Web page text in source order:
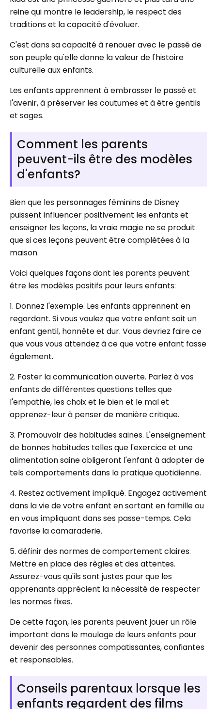
reine qui montre le leadership, le respect des
traditions et la capacité d'évoluer.
C'est dans sa capacité à renouer avec le passé de
son peuple qu'elle donne la valeur de l'histoire
culturelle aux enfants.
Les enfants apprennent à embrasser le passé et
l'avenir, à préserver les coutumes et à être gentils
et sages.
Comment les parents
peuvent-ils être des modèles
d'enfants?
Bien que les personnages féminins de Disney
puissent influencer positivement les enfants et
enseigner les leçons, la vraie magie ne se produit
que si ces leçons peuvent être complétées à la
maison.
Voici quelques façons dont les parents peuvent
être les modèles positifs pour leurs enfants:
1. Donnez l'exemple. Les enfants apprennent en
regardant. Si vous voulez que votre enfant soit un
enfant gentil, honnête et dur. Vous devriez faire ce
que vous vous attendez à ce que votre enfant fasse
également.
2. Foster la communication ouverte. Parlez à vos
enfants de différentes questions telles que
l'empathie, les choix et le bien et le mal et
apprenez-leur à penser de manière critique.
3. Promouvoir des habitudes saines. L'enseignement
de bonnes habitudes telles que l'exercice et une
alimentation saine obligeront l'enfant à adopter de
tels comportements dans la pratique quotidienne.
4. Restez activement impliqué. Engagez activement
dans la vie de votre enfant en sortant en famille ou
en vous impliquant dans ses passe-temps. Cela
favorise la camaraderie.
5. définir des normes de comportement claires.
Mettre en place des règles et des attentes.
Assurez-vous qu'ils sont justes pour que les
apprenants apprécient la nécessité de respecter
les normes fixes.
De cette façon, les parents peuvent jouer un rôle
important dans le moulage de leurs enfants pour
devenir des personnes compatissantes, confiantes
et responsables.
Conseils parentaux lorsque les
enfants regardent des films